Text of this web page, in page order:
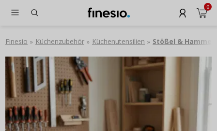
0
Finesio » Küchenzubehör » Küchenutensilien » Stößel & Hammer